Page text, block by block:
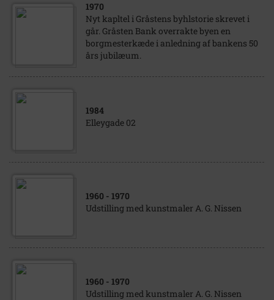
1970
Nyt kapltel i Gråstens byhlstorie skrevet i
går. Gråsten Bank overrakte byen en
borgmesterkæde i anledning af bankens 50
års jubilæum.
1984
Elleygade 02
1960 - 1970
Udstilling med kunstmaler A. G. Nissen
1960 - 1970
Udstilling med kunstmaler A. G. Nissen